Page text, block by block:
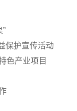
保护宣传活动
色产业项目